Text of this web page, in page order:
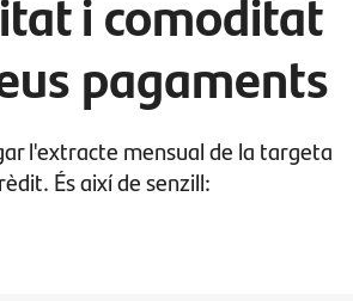
pagaments
l'extracte mensual de la targeta
És així de senzill: